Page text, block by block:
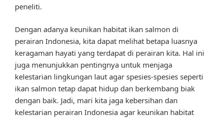
peneliti.
Dengan adanya keunikan habitat ikan salmon di
perairan Indonesia, kita dapat melihat betapa luasnya
keragaman hayati yang terdapat di perairan kita. Hal ini
juga menunjukkan pentingnya untuk menjaga
kelestarian lingkungan laut agar spesies-spesies seperti
ikan salmon tetap dapat hidup dan berkembang biak
dengan baik. Jadi, mari kita jaga kebersihan dan
kelestarian perairan Indonesia agar keunikan habitat